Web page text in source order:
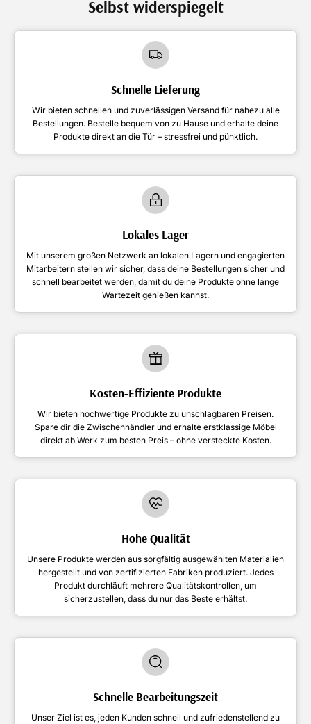
Selbst widerspiegelt
Schnelle Lieferung
Wir bieten schnellen und zuverlässigen Versand für nahezu alle
Bestellungen. Bestelle bequem von zu Hause und erhalte deine
Produkte direkt an die Tür – stressfrei und pünktlich.
Lokales Lager
Mit unserem großen Netzwerk an lokalen Lagern und engagierten
Mitarbeitern stellen wir sicher, dass deine Bestellungen sicher und
schnell bearbeitet werden, damit du deine Produkte ohne lange
Wartezeit genießen kannst.
Kosten-Effiziente Produkte
Wir bieten hochwertige Produkte zu unschlagbaren Preisen.
Spare dir die Zwischenhändler und erhalte erstklassige Möbel
direkt ab Werk zum besten Preis – ohne versteckte Kosten.
Hohe Qualität
Unsere Produkte werden aus sorgfältig ausgewählten Materialien
hergestellt und von zertifizierten Fabriken produziert. Jedes
Produkt durchläuft mehrere Qualitätskontrollen, um
sicherzustellen, dass du nur das Beste erhältst.
Schnelle Bearbeitungszeit
Unser Ziel ist es, jeden Kunden schnell und zufriedenstellend zu